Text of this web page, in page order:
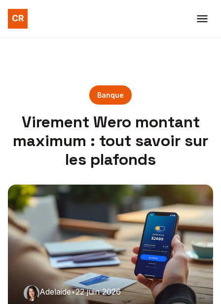
Banque
Virement Wero montant
maximum : tout savoir sur
les plafonds
Adelaide•22 juin 2026